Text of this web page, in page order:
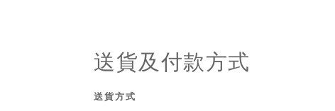
送貨及付款方式
送貨方式